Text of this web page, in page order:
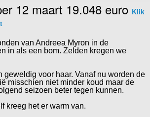
12 maart 19.048 euro Klik
van Andreea Myron in de
in als een bom. Zelden kregen we
geweldig voor haar. Vanaf nu worden de
misschien niet minder koud maar de
seizoen beter tegen kunnen.
kreeg het er warm van.